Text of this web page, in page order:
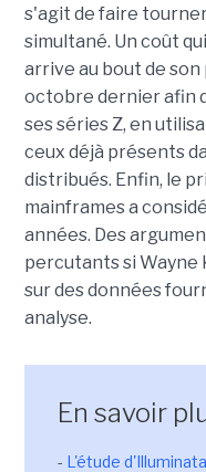
s'agit de faire
simultané. Un coût
arrive au bout de
octobre dernier afin
ses séries Z, en
ceux déjà présents
distribués. Enfin, le
mainframes a
années. Des
percutants si Wayne
sur des données
analyse.
En savoir
- L'étude